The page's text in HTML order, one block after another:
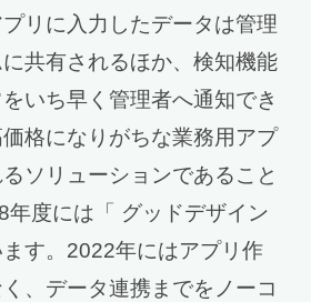
リに入力したデータは管理
共有されるほか、検知機能
いち早く管理者へ通知でき
格になりがちな業務用アプ
ソリューションであること
年度には「 グッドデザイン
す。2022年にはアプリ作
、データ連携までをノーコ